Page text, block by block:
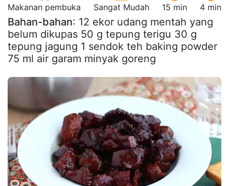
Makanan pembuka Sangat Mudah 15 min 4 min
Bahan-bahan: 12 ekor udang mentah yang
belum dikupas 50 g tepung terigu 30 g
tepung jagung 1 sendok teh baking powder
75 ml air garam minyak goreng